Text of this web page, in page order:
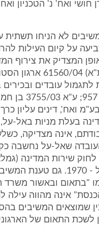
ד"ר דן חושי ואח' נ' הטכניון
לא הניחו תשתית
על קיום העילות
המצדיק את צירוף
בהליך(ת.א. (ת"א)
לתגמול עובדים ובכירים
שלום, כרך טו
בעלת מניות באל-
אינה מצדיקה,
שאל-על נחשבה
עפ"י סעיף 35 לחוק שירות המדינה
משולב], תש"ל - 1970. גם
"בתאום ובאשור משרד
אינה מהווה עילה
שמוצאים המשיבים
לשכת התאום של